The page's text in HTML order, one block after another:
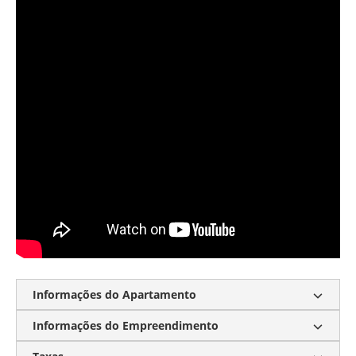
Informações do Apartamento
Churrasqueira a Carvão
Piscina Privativa
Informações do Empreendimento